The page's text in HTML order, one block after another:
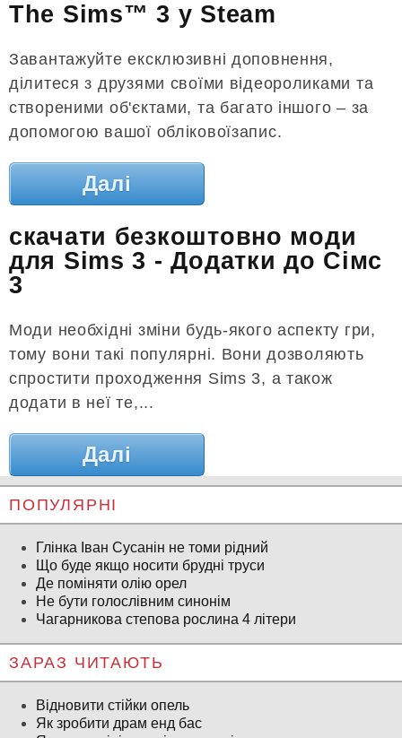
The Sims™ 3 у Steam
Завантажуйте ексклюзивні доповнення,
ділитеся з друзями своїми відеороликами та
створеними об'єктами, та багато іншого – за
допомогою вашої обліковоїзапис.
Далі
скачати безкоштовно моди
для Sims 3 - Додатки до Сімс
3
Моди необхідні зміни будь-якого аспекту гри,
тому вони такі популярні. Вони дозволяють
спростити проходження Sims 3, а також
додати в неї те,...
Далі
ПОПУЛЯРНІ
Глінка Іван Сусанін не томи рідний
Що буде якщо носити брудні труси
Де поміняти олію орел
Не бути голослівним синонім
Чагарникова степова рослина 4 літери
ЗАРАЗ ЧИТАЮТЬ
Відновити стійки опель
Як зробити драм енд бас